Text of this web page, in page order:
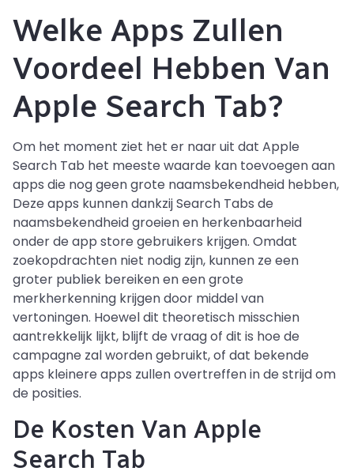
Welke Apps Zullen
Voordeel Hebben Van
Apple Search Tab?
Om het moment ziet het er naar uit dat Apple
Search Tab het meeste waarde kan toevoegen aan
apps die nog geen grote naamsbekendheid hebben,
Deze apps kunnen dankzij Search Tabs de
naamsbekendheid groeien en herkenbaarheid
onder de app store gebruikers krijgen. Omdat
zoekopdrachten niet nodig zijn, kunnen ze een
groter publiek bereiken en een grote
merkherkenning krijgen door middel van
vertoningen. Hoewel dit theoretisch misschien
aantrekkelijk lijkt, blijft de vraag of dit is hoe de
campagne zal worden gebruikt, of dat bekende
apps kleinere apps zullen overtreffen in de strijd om
de posities.
De Kosten Van Apple
Search Tab